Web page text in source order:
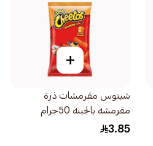
+
شيتوس مقرمشات ذرة
مقرمشة بالجبنة 50جرام
3.85